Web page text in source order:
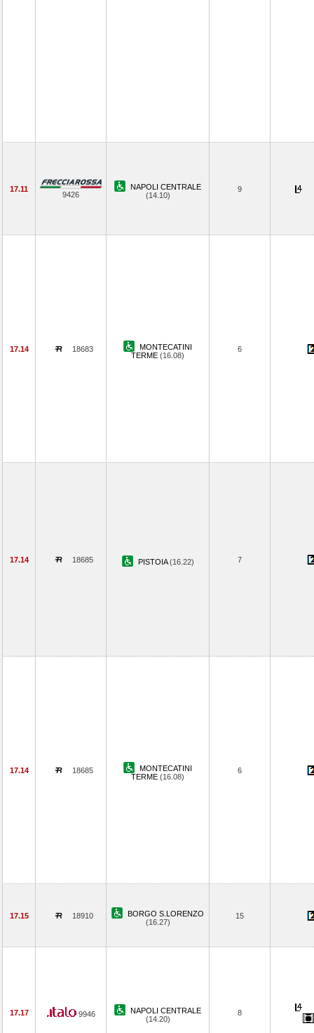
17.11
9426
NAPOLI CENTRALE
(14.10)
9
17.14 18683
MONTECATINI
TERME (16.08)
6
17.14 18685 PISTOIA(16.22) 7
17.14 18685
MONTECATINI
TERME (16.08)
6
17.15 18910
BORGO S.LORENZO
(16.27)
15
17.17 9946
NAPOLI CENTRALE
(14.20)
8